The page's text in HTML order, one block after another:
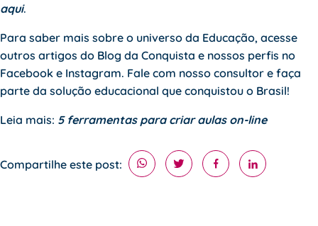
aqui.
Para saber mais sobre o universo da Educação, acesse
outros artigos do Blog da Conquista e nossos perfis no
Facebook e Instagram. Fale com nosso consultor e faça
parte da solução educacional que conquistou o Brasil!
Leia mais: 5 ferramentas para criar aulas on-line
Compartilhe este post: